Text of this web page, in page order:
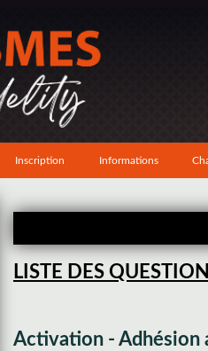
Inscription Informations
LISTE DES
Activation - Adhésion